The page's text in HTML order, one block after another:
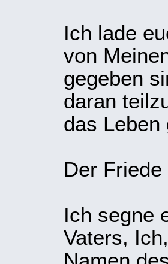
Ich lade
von
gegeben
daran
das Leben
Der
Ich segne
Vaters,